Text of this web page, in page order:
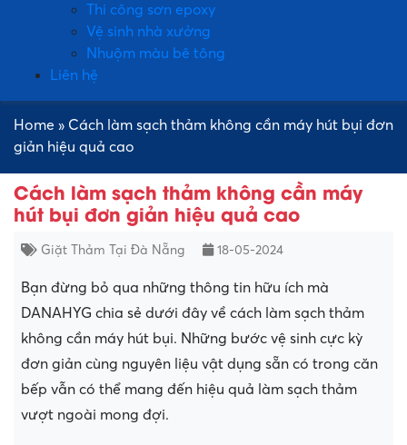
Thi công sơn epoxy
Vệ sinh nhà xưởng
Nhuộm màu bê tông
Liên hệ
Home » Cách làm sạch thảm không cần máy hút bụi đơn
giản hiệu quả cao
Cách làm sạch thảm không cần máy
hút bụi đơn giản hiệu quả cao
Giặt Thảm Tại Đà Nẵng 18-05-2024
Bạn đừng bỏ qua những thông tin hữu ích mà
DANAHYG chia sẻ dưới đây về cách làm sạch thảm
không cần máy hút bụi. Những bước vệ sinh cực kỳ
đơn giản cùng nguyên liệu vật dụng sẵn có trong căn
bếp vẫn có thể mang đến hiệu quả làm sạch thảm
vượt ngoài mong đợi.